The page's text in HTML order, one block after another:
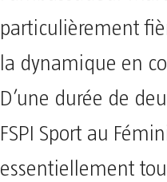
particulièrement
la dynamique en
D’une durée de
FSPI Sport au
essentiellement